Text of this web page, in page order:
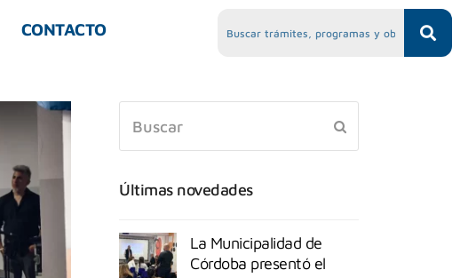
CONTACTO
Últimas novedades
La Municipalidad de
Córdoba presentó el